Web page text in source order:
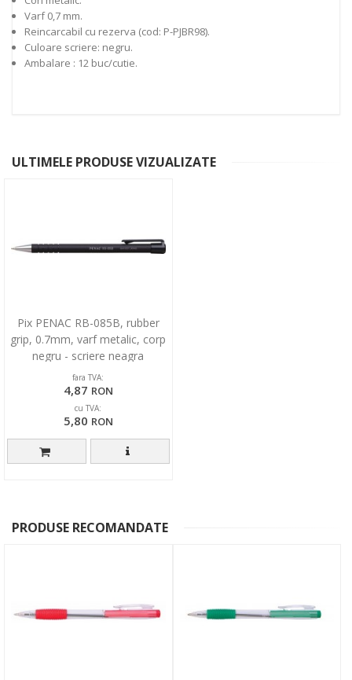
Varf 0,7 mm.
Reincarcabil cu rezerva (cod: P-PJBR98).
Culoare scriere: negru.
Ambalare : 12 buc/cutie.
ULTIMELE PRODUSE VIZUALIZATE
Pix PENAC RB-085B, rubber
grip, 0.7mm, varf metalic, corp
negru - scriere neagra
fara TVA:
4,87 RON
cu TVA:
5,80 RON
PRODUSE RECOMANDATE